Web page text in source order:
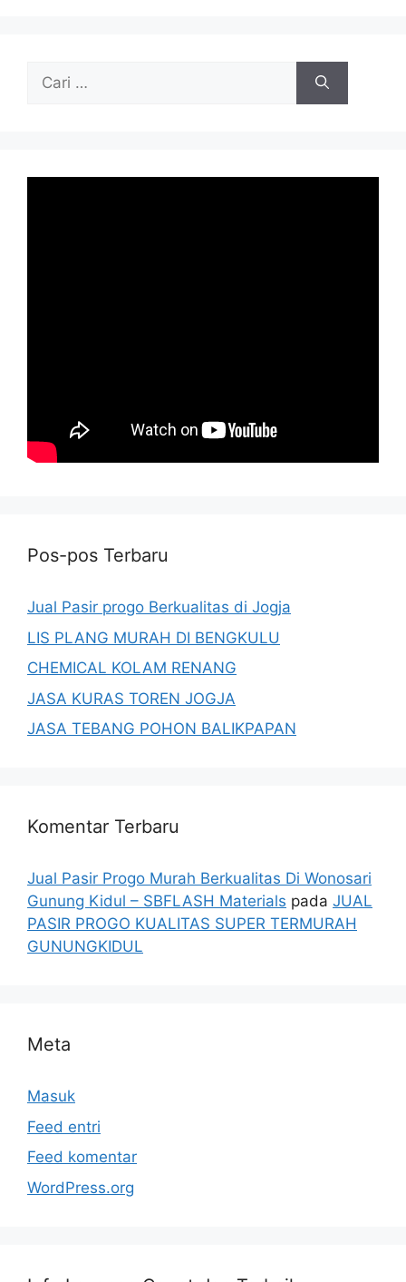
Cari
Pos-pos Terbaru
Jual Pasir progo Berkualitas di Jogja
LIS PLANG MURAH DI BENGKULU
CHEMICAL KOLAM RENANG
JASA KURAS TOREN JOGJA
JASA TEBANG POHON BALIKPAPAN
Komentar Terbaru
Jual Pasir Progo Murah Berkualitas Di Wonosari
Gunung Kidul – SBFLASH Materials pada JUAL
PASIR PROGO KUALITAS SUPER TERMURAH
GUNUNGKIDUL
Meta
Masuk
Feed entri
Feed komentar
WordPress.org